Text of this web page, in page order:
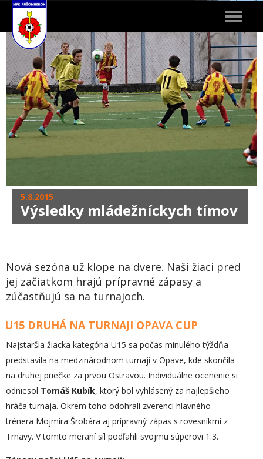
Toggle
5.8.2015
Výsledky mládežníckych tímov
Nová sezóna už klope na dvere. Naši žiaci pred
jej začiatkom hrajú prípravné zápasy a
zúčastňujú sa na turnajoch.
U15 DRUHÁ NA TURNAJI OPAVA CUP
Najstaršia žiacka kategória U15 sa počas minulého týždňa
predstavila na medzinárodnom turnaji v Opave, kde skončila
na druhej priečke za prvou Ostravou. Individuálne ocenenie si
odniesol Tomáš Kubík, ktorý bol vyhlásený za najlepšieho
hráča turnaja. Okrem toho odohrali zverenci hlavného
trénera Mojmíra Šrobára aj prípravný zápas s rovesníkmi z
Trnavy. V tomto meraní síl podľahli svojmu súperovi 1:3.